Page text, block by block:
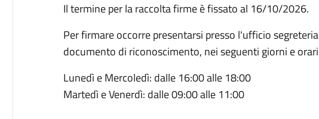
Il termine per la raccolta firme è fissato al 16/10/2026.
Per firmare occorre presentarsi presso l'ufficio
documento di riconoscimento, nei seguenti giorni e
Lunedì e Mercoledì: dalle 16:00 alle 18:00
Martedì e Venerdì: dalle 09:00 alle 11:00